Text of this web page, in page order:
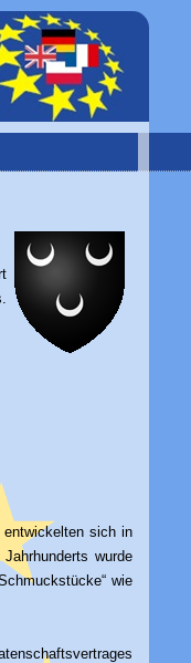
entwickelten sich in
wurde
wie